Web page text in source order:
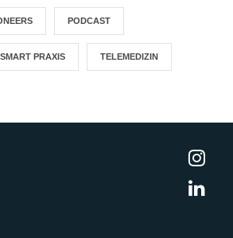
PODCAST
SMART PRAXIS TELEMEDIZIN